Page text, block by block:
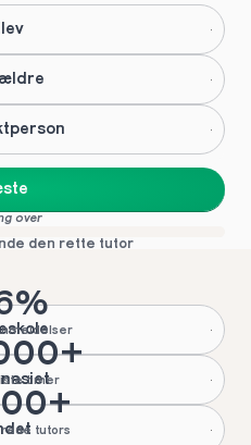
over
den rette tutor
timer
tutors